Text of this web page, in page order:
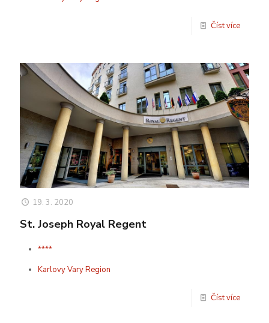
Číst více
19. 3. 2020
St. Joseph Royal Regent
****
Karlovy Vary Region
Číst více